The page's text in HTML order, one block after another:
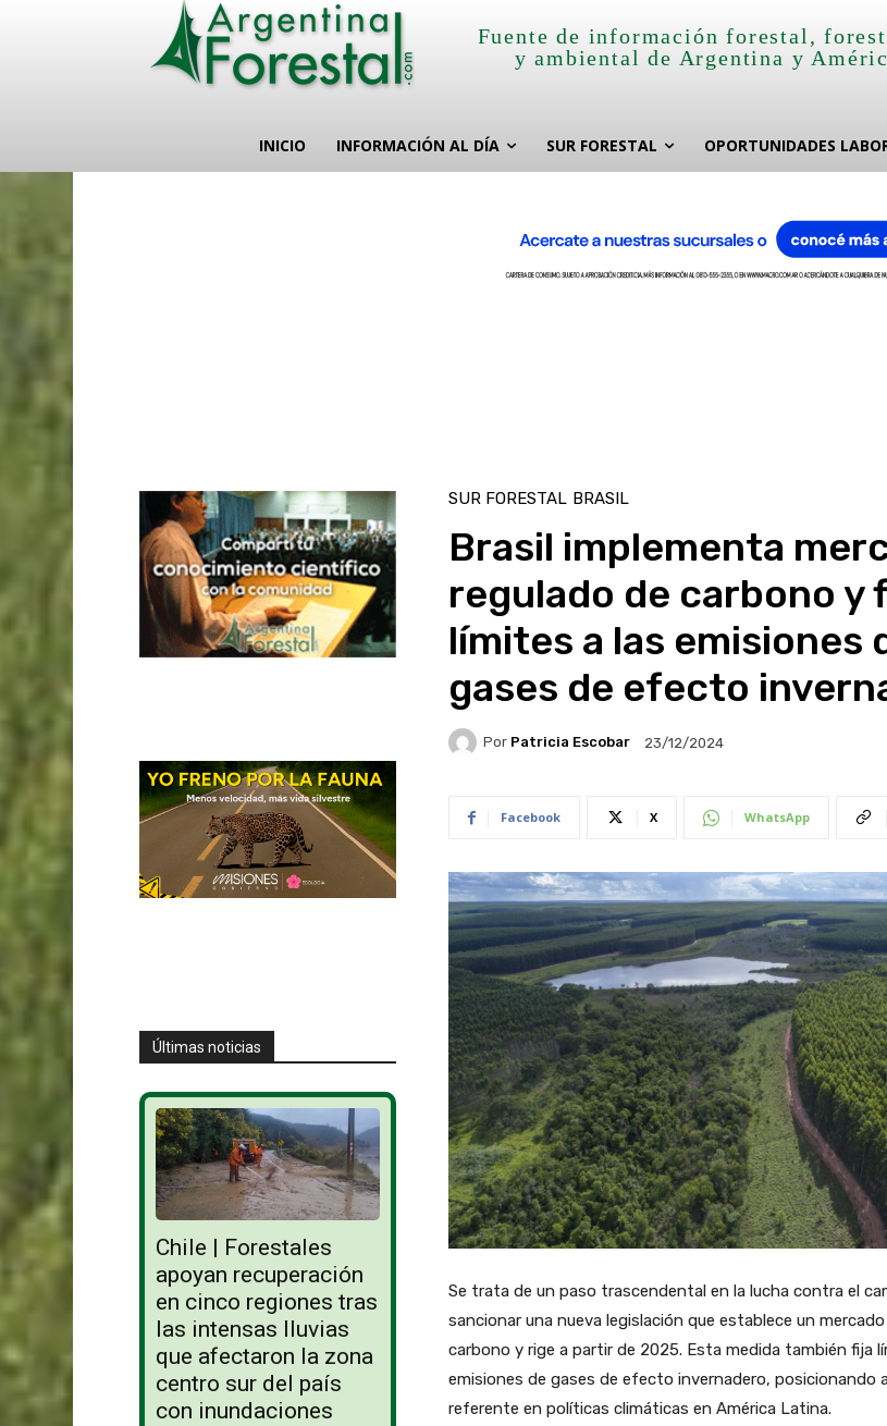
Fuente de información forestal,
y ambiental de Argentina y
INICIO INFORMACIÓN AL DÍA SUR FORESTAL OPORTUNIDADES
Últimas noticias
Chile | Forestales
apoyan recuperación
en cinco regiones tras
las intensas lluvias
que afectaron la zona
centro sur del país
con inundaciones
SUR FORESTAL BRASIL
Brasil implementa
regulado de carbono y
límites a las emisiones
gases de efecto
Por Patricia Escobar 23/12/2024
Facebook X WhatsApp
Se trata de un paso trascendental en la lucha contra el
sancionar una nueva legislación que establece un
carbono y rige a partir de 2025. Esta medida también fija
emisiones de gases de efecto invernadero, posicionando
referente en políticas climáticas en América Latina.